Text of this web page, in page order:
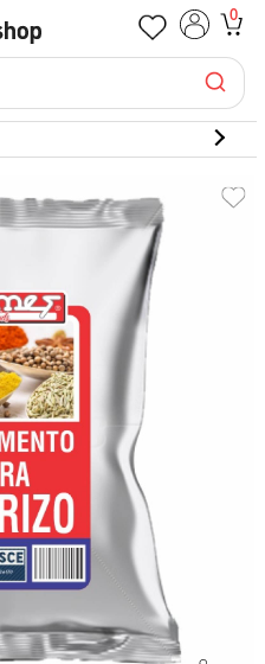
0